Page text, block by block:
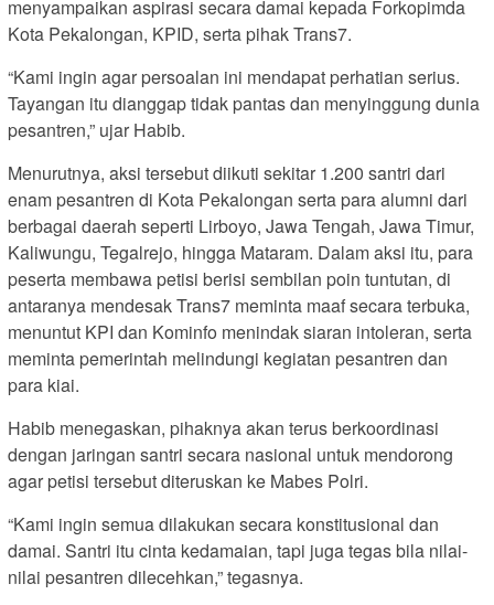
menyampaikan aspirasi secara damai kepada Forkopimda
Kota Pekalongan, KPID, serta pihak Trans7.
“Kami ingin agar persoalan ini mendapat perhatian serius.
Tayangan itu dianggap tidak pantas dan menyinggung dunia
pesantren,” ujar Habib.
Menurutnya, aksi tersebut diikuti sekitar 1.200 santri dari
enam pesantren di Kota Pekalongan serta para alumni dari
berbagai daerah seperti Lirboyo, Jawa Tengah, Jawa Timur,
Kaliwungu, Tegalrejo, hingga Mataram. Dalam aksi itu, para
peserta membawa petisi berisi sembilan poin tuntutan, di
antaranya mendesak Trans7 meminta maaf secara terbuka,
menuntut KPI dan Kominfo menindak siaran intoleran, serta
meminta pemerintah melindungi kegiatan pesantren dan
para kiai.
Habib menegaskan, pihaknya akan terus berkoordinasi
dengan jaringan santri secara nasional untuk mendorong
agar petisi tersebut diteruskan ke Mabes Polri.
“Kami ingin semua dilakukan secara konstitusional dan
damai. Santri itu cinta kedamaian, tapi juga tegas bila nilai-
nilai pesantren dilecehkan,” tegasnya.